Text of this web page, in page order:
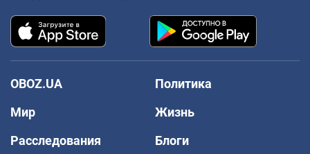
OBOZ.UA
Политика
Мир
Жизнь
Расследования
Блоги